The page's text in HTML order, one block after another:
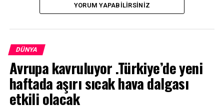
değerlendirmesinde bulundu.
Cenevre’de yapacağı görüşme hakkında da konuşan
seviyede” olduğu değerlendirmesine katıldığını söyledi.
“Tutarsız eylemlere karşılık vereceğiz”
YORUM YAPABILIRSINIZ
DÜNYA
Avrupa kavruluyor .Türkiye’de yeni
haftada aşırı sıcak hava dalgası
etkili olacak